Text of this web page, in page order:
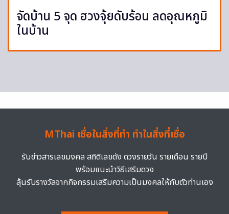
จัดบ้าน 5 จุด ฮวงจุ้ยดับร้อน ลดอุณหภูมิ
ในบ้าน
MThai เชื่อในสิ่งที่ทำ ทำในสิ่งที่เชื่อ
รับข่าวสารเลขมงคล สถิติเลขดัง ดวงรายวัน รายเดือน รายปี
พร้อมแนะนำวิธีเสริมดวง
ลุ้นรับรางวัลจากกิจกรรมเสริมความเป็นมงคลให้กับตัวท่านเอง